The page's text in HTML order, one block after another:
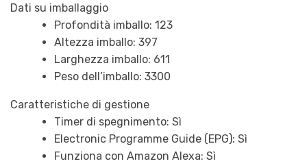
Dati su imballaggio
Profondità imballo: 123
Altezza imballo: 397
Larghezza imballo: 611
Peso dell’imballo: 3300
Caratteristiche di gestione
Timer di spegnimento: Sì
Electronic Programme Guide (EPG): Sì
Funziona con Amazon Alexa: Sì